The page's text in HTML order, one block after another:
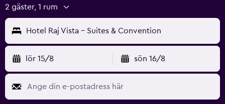
2 gäster, 1 rum
Hotel Raj Vista - Suites & Convention
lör 15/8 sön 16/8